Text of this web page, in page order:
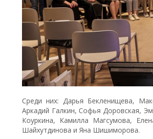
Среди них: Дарья Бекленищева,
Аркадий Галкин, Софья Доровская,
Коуркина, Камилла Магсумова,
Шайхутдинова и Яна Шишиморова.